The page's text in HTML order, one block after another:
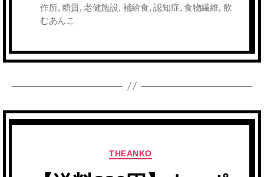
作所, 糖質, 老健施設, 補給食,認知症, 食物繊維, 飲
むあんこ
カ
THEANKO